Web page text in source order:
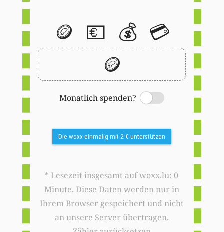
🪙 💶 💰 💳
🪙
Monatlich spenden?
Switch
Die woxx einmalig mit 2 € unterstützen
* Lesezeit insgesamt auf woxx.lu: 0
Minute. Diese Daten werden nur in
Ihrem Browser gespeichert und nicht
an unsere Server übertragen.